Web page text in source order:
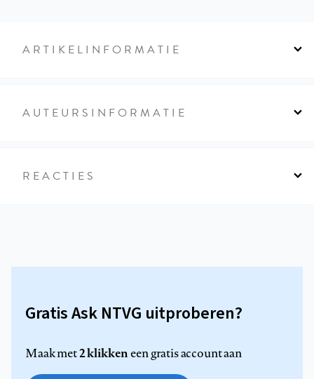
ARTIKELINFORMATIE
AUTEURSINFORMATIE
REACTIES
Gratis Ask NTVG uitproberen?
Maak met2 klikkeneen gratis account aan